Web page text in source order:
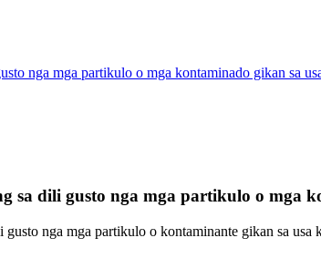
nga mga partikulo o mga kontaminado gikan sa
sa dili gusto nga mga partikulo o mga
gusto nga mga partikulo o kontaminante gikan sa